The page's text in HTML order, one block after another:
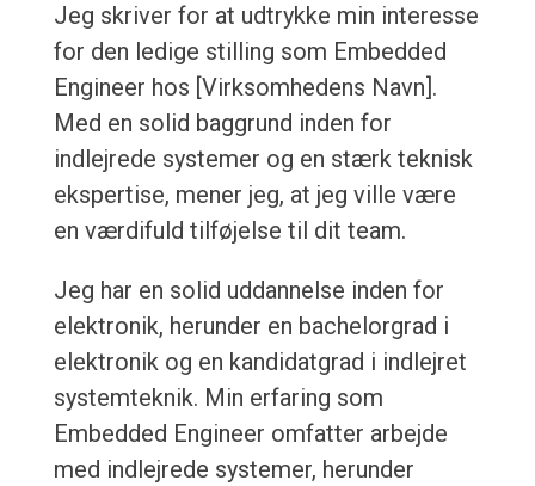
Jeg skriver for at udtrykke min interesse
for den ledige stilling som Embedded
Engineer hos [Virksomhedens Navn].
Med en solid baggrund inden for
indlejrede systemer og en stærk teknisk
ekspertise, mener jeg, at jeg ville være
en værdifuld tilføjelse til dit team.
Jeg har en solid uddannelse inden for
elektronik, herunder en bachelorgrad i
elektronik og en kandidatgrad i indlejret
systemteknik. Min erfaring som
Embedded Engineer omfatter arbejde
med indlejrede systemer, herunder